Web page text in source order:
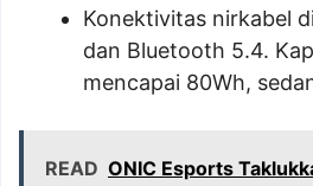
Konektivitas nirkabel
dan Bluetooth 5.4.
mencapai 80Wh,
READ ONIC Esports